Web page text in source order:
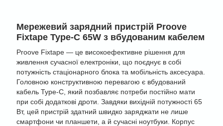
Мережевий зарядний пристрій Proove
Fixtape Type-C 65W з вбудованим кабелем
Proove Fixtape — це високоефективне рішення для
живлення сучасної електроніки, що поєднує в собі
потужність стаціонарного блока та мобільність аксесуара.
Головною конструктивною перевагою є вбудований
кабель Type-C, який позбавляє потреби постійно мати
при собі додаткові дроти. Завдяки вихідній потужності 65
Вт, цей пристрій здатний швидко заряджати не лише
смартфони чи планшети, а й сучасні ноутбуки. Корпус